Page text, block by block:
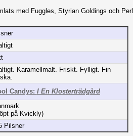
med Fuggles, Styrian Goldings och
Karamellmalt. Friskt. Fylligt. Fin
Candys: I En Klosterträdgård
på Kvickly)
Pilsner